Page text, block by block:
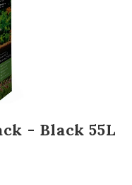
- Black 55L